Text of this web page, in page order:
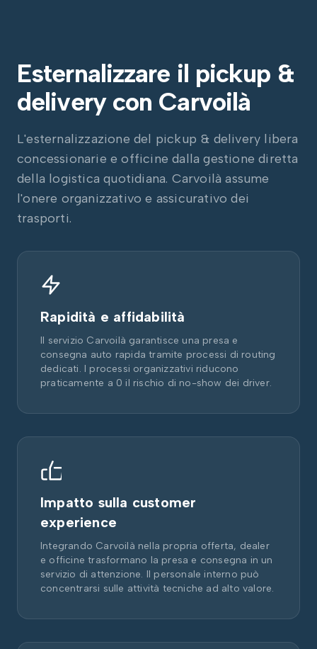
Esternalizzare il pickup &
delivery con Carvoilà
L'esternalizzazione del pickup & delivery libera
concessionarie e officine dalla gestione diretta
della logistica quotidiana. Carvoilà assume
l'onere organizzativo e assicurativo dei
trasporti.
Rapidità e affidabilità
Il servizio Carvoilà garantisce una presa e
consegna auto rapida tramite processi di routing
dedicati. I processi organizzativi riducono
praticamente a 0 il rischio di no-show dei driver.
Impatto sulla customer
experience
Integrando Carvoilà nella propria offerta, dealer
e officine trasformano la presa e consegna in un
servizio di attenzione. Il personale interno può
concentrarsi sulle attività tecniche ad alto valore.